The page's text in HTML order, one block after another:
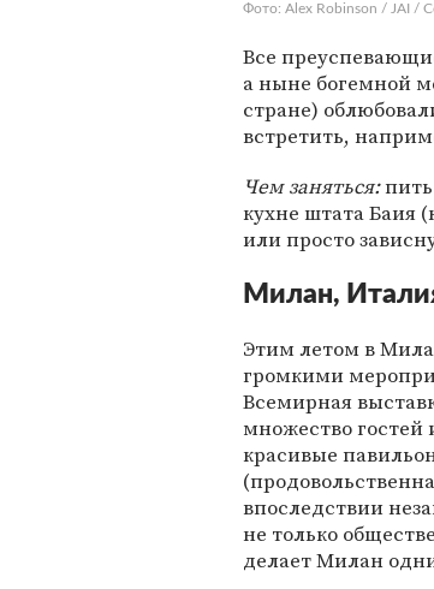
Фото: Alex Robinson / JAI /
Все
а ныне богемной
стране)
встретить,
Чем заняться:пить
кухне штата Баия
или просто
Милан,
Этим летом в
громкими
Всемирная
множество
красивые
впоследствии
не только
делает Милан